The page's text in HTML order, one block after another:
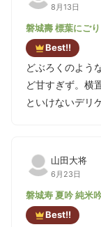
8月13日
磐城壽 標葉にごり
Best!!
どぶろくのよう
ど甘すぎず。横
といけないデリ
山田大将
6月23日
磐城寿 夏吟 純米
Best!!